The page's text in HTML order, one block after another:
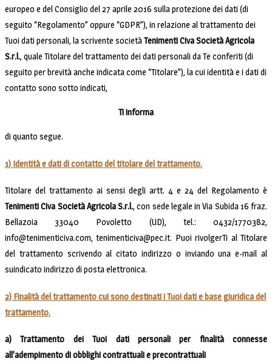
europeo e del Consiglio del 27 aprile 2016 sulla protezione dei dati (di
seguito “Regolamento” oppure “GDPR”), in relazione al trattamento dei
Tuoi dati personali, la scrivente societàTenimenti Civa Società Agricola
S.r.l., quale Titolare del trattamento dei dati personali da Te conferiti (di
seguito per brevità anche indicata come “Titolare”), la cui identità e i dati di
contatto sono sotto indicati,
Ti informa
di quanto segue.
1) Identità e dati di contatto del titolare del trattamento.
Titolare del trattamento ai sensi degli artt. 4 e 24 del Regolamento è
Tenimenti Civa Società Agricola S.r.l., con sede legale in Via Subida 16 fraz.
Bellazoia 33040 Povoletto (UD), tel.: 0432/1770382,
info@tenimenticiva.com, tenimenticiva@pec.it. Puoi rivolgerTi al Titolare
del trattamento scrivendo al citato indirizzo o inviando una e-mail al
suindicato indirizzo di posta elettronica.
2) Finalità del trattamento cui sono destinati i Tuoi dati e base giuridica del
trattamento.
a) Trattamento dei Tuoi dati personali per finalità connesse
all’adempimento di obblighi contrattuali e precontrattuali